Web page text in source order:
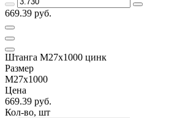
669.39 руб.
Штанга М27х1000 цинк
Размер
М27х1000
Цена
669.39 руб.
Кол-во, шт